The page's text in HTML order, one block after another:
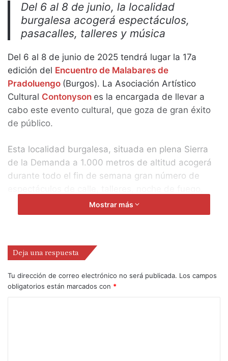
Del 6 al 8 de junio, la localidad
burgalesa acogerá espectáculos,
pasacalles, talleres y música
Del 6 al 8 de junio de 2025 tendrá lugar la 17a
edición del Encuentro de Malabares de
Pradoluengo (Burgos). La Asociación Artístico
Cultural Contonyson es la encargada de llevar a
cabo este evento cultural, que goza de gran éxito
de público.
Esta localidad burgalesa, situada en plena Sierra
de la Demanda a 1.000 metros de altitud acogerá
durante todo el fin de semana gran número de
música en directo, pasacalles y muchas más
sorpresas. Todos los espectáculos son gratuitos y
Como todos los años, la programación recoge a
panorama estatal e internacional. Castilla y León,
País Vasco, Andalucía, Cataluña o Cantabria son
Mostrar más
Deja una respuesta
Tu dirección de correo electrónico no será publicada. Los campos
obligatorios están marcados con *